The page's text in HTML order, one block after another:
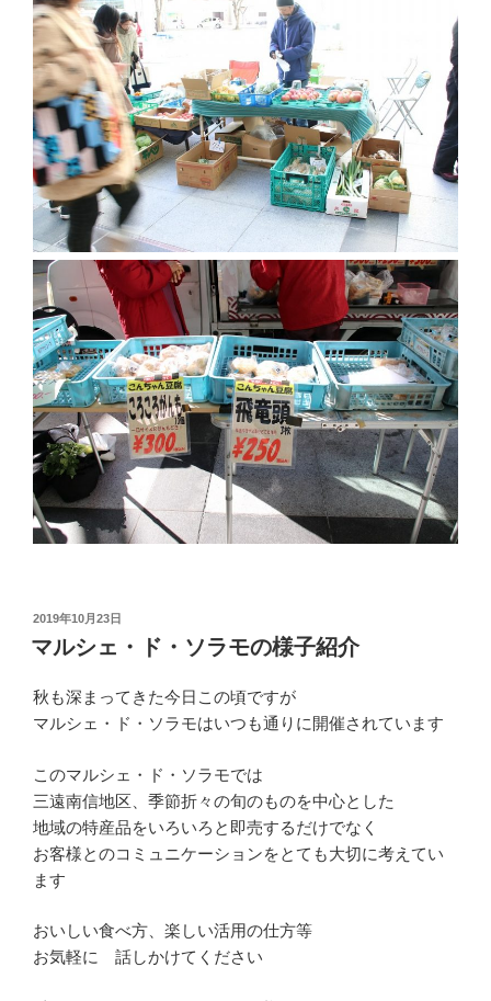
投
稿
日:
2019年10月23日
マルシェ・ド・ソラモの様子紹介
秋も深まってきた今日この頃ですが
マルシェ・ド・ソラモはいつも通りに開催されています
このマルシェ・ド・ソラモでは
三遠南信地区、季節折々の旬のものを中心とした
地域の特産品をいろいろと即売するだけでなく
お客様とのコミュニケーションをとても大切に考えてい
ます
おいしい食べ方、楽しい活用の仕方等
お気軽に 話しかけてください